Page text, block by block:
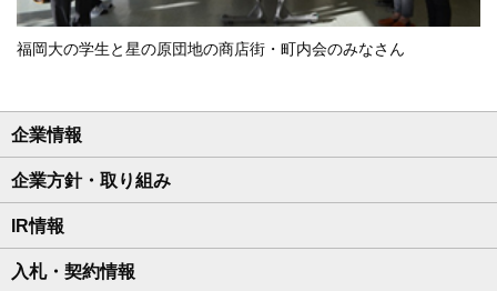
福岡大の学生と星の原団地の商店街・町内会のみなさん
企業情報
企業方針・取り組み
IR情報
入札・契約情報